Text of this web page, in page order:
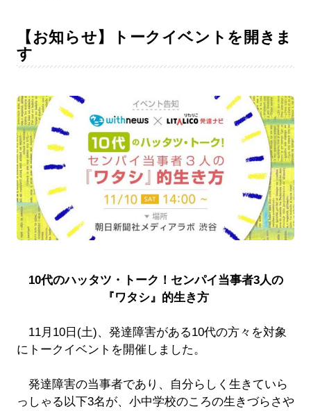
【お知らせ】トークイベントを開きま
す
10代のハッタツ・トーク！センパイ当事者3人の
『ワタシ』的生き方
11月10日(土)、発達障害がある10代の方々を対象
にトークイベントを開催しました。
発達障害の当事者であり、自分らしく生きていら
っしゃる以下3名が、小中学校のころの生きづらさや